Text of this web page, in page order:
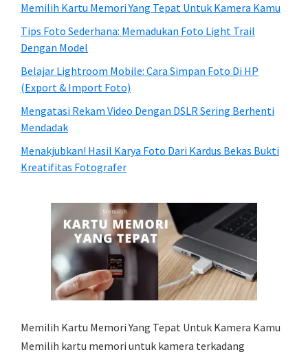
Memilih Kartu Memori Yang Tepat Untuk Kamera Kamu
Tips Foto Sederhana: Memadukan Foto Light Trail
Dengan Model
Belajar Lightroom Mobile: Cara Simpan Foto Di HP
(Export & Import Foto)
Mengatasi Rekam Video Dengan DSLR Sering Berhenti
Mendadak
Menakjubkan! Hasil Karya Foto Dari Kardus Bekas Bukti
Kreatifitas Fotografer
Memilih Kartu Memori Yang Tepat Untuk Kamera Kamu
Memilih kartu memori untuk kamera terkadang